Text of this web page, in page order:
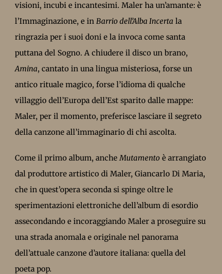
visioni, incubi e incantesimi. Maler ha un’amante: è
l’Immaginazione, e in Barrio dell’Alba Incerta la
ringrazia per i suoi doni e la invoca come santa
puttana del Sogno. A chiudere il disco un brano,
Amina, cantato in una lingua misteriosa, forse un
antico rituale magico, forse l’idioma di qualche
villaggio dell’Europa dell’Est sparito dalle mappe:
Maler, per il momento, preferisce lasciare il segreto
della canzone all’immaginario di chi ascolta.
Come il primo album, ancheMutamento è arrangiato
dal produttore artistico di Maler, Giancarlo Di Maria,
che in quest’opera seconda si spinge oltre le
sperimentazioni elettroniche dell’album di esordio
assecondando e incoraggiando Maler a proseguire su
una strada anomala e originale nel panorama
dell’attuale canzone d’autore italiana: quella del
poeta pop.